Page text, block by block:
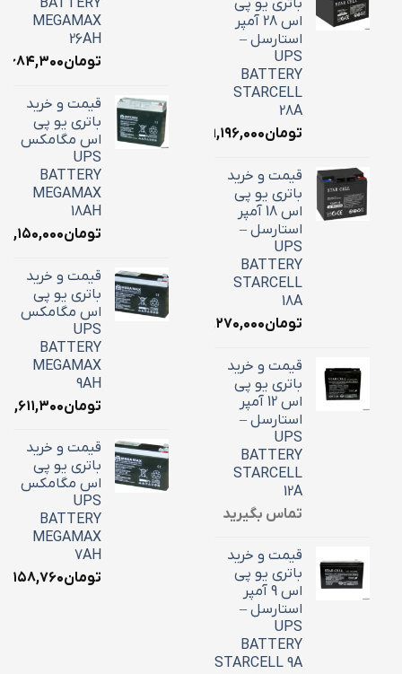
باتری یو پی
اس 28 آمپر
استارسل –
UPS
BATTERY
STARCELL
28A
تومان۹,۱۹۶,۰۰۰
قیمت و خرید
باتری یو پی
اس 18 آمپر
استارسل –
UPS
BATTERY
STARCELL
18A
تومان۶,۲۷۰,۰۰۰
قیمت و خرید
باتری یو پی
اس 12 آمپر
استارسل –
UPS
BATTERY
STARCELL
12A
تماس بگیرید
قیمت و خرید
باتری یو پی
اس 9 آمپر
استارسل –
UPS
BATTERY
STARCELL 9A
BATTERY
MEGAMAX
26AH
تومان
قیمت و خرید
باتری یو پی
اس مگامکس
UPS
BATTERY
MEGAMAX
18AH
تومان۷,۱۵۰,۰۰۰
قیمت و خرید
باتری یو پی
اس مگامکس
UPS
BATTERY
MEGAMAX
9AH
تومان۳,۶۱۱,۳۰۰
قیمت و خرید
باتری یو پی
اس مگامکس
UPS
BATTERY
MEGAMAX
7AH
تومان